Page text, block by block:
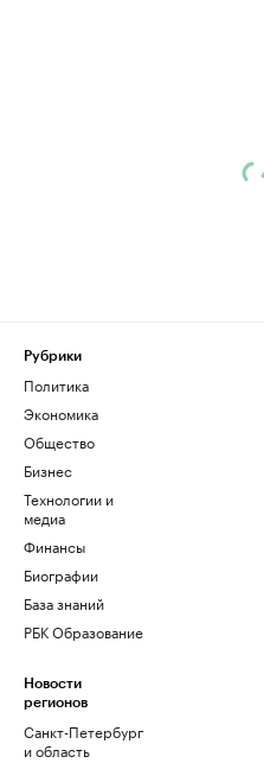
Рубрики
Политика
Экономика
Общество
Бизнес
Технологии и
медиа
Финансы
Биографии
База знаний
РБК Образование
Новости
регионов
Санкт-Петербург
и область